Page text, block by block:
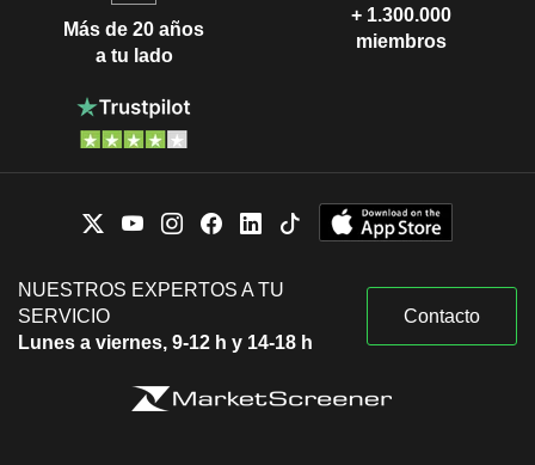
Más de 20 años
a tu lado
+ 1.300.000
miembros
NUESTROS EXPERTOS A TU
SERVICIO
Lunes a viernes, 9-12 h y 14-18 h
Contacto